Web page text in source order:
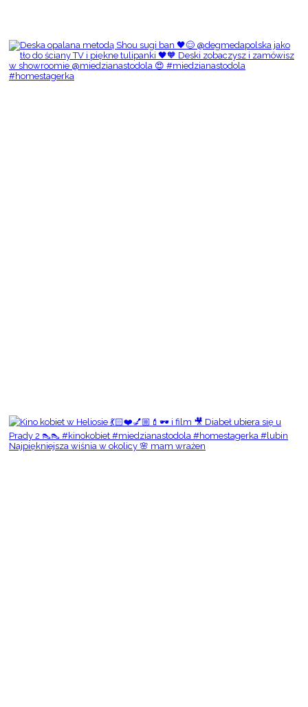
Najpiękniejsza wiśnia w okolicy 🌸 mam wrażen